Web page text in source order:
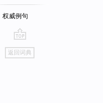
权威例句
go
top
返回词典